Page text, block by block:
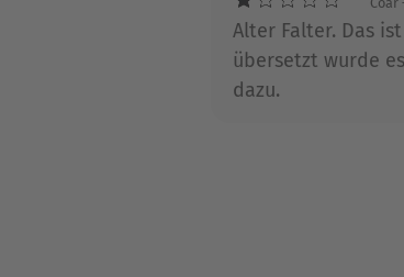
Alter Falter. Das
übersetzt wurde
dazu.